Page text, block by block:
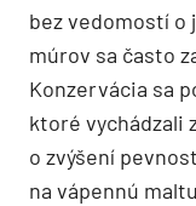
bez vedomostí o
múrov sa často
Konzervácia sa
ktoré vychádzali
o zvýšení
na vápennú